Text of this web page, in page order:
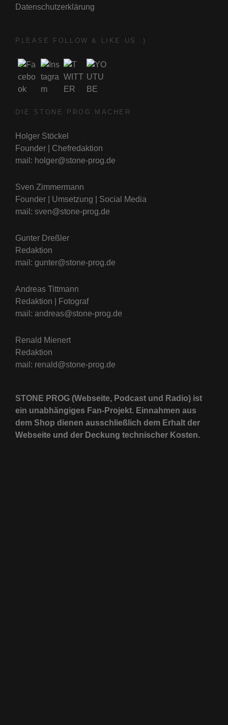
Datenschutzerklärung
PLEASE FOLLOW & LIKE US :)
DIE STONE PROG MACHER
Holger Stöckel
Founder | Chefredaktion
mail: holger@stone-prog.de
Sven Zimmermann
Founder | Umsetzung | Social Media
mail: sven@stone-prog.de
Gunter Dreßler
Redaktion
mail: gunter@stone-prog.de
Andreas Tittmann
Redaktion | Fotograf
mail: andreas@stone-prog.de
Renald Mienert
Redaktion
mail: renald@stone-prog.de
STONE PROG (Webseite, Podcast und Radio) ist
ein unabhängiges Fan-Projekt. Einnahmen aus
dem Shop dienen ausschließlich dem Erhalt der
Webseite und der Deckung technischer Kosten.